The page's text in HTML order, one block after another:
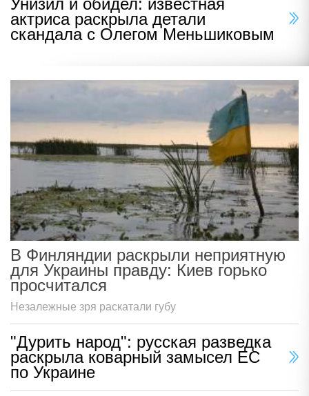
актриса раскрыла детали
скандала с Олегом Меньшиковым
В Финляндии раскрыли неприятную
для Украины правду: Киев горько
просчитался
Незалежные зря раскатали губу
"Дурить народ": русская разведка
раскрыла коварный замысел ЕС
по Украине